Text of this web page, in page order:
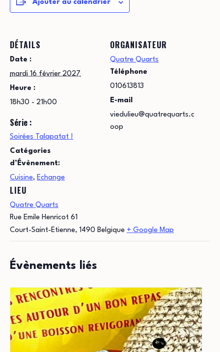
Ajouter au calendrier
DÉTAILS
Date :
mardi 16 février 2027
Heure :
18h30 - 21h00
Série :
Soirées Talapatat !
Catégories
d’Évènement:
Cuisine, Echange
LIEU
Quatre Quarts
Rue Emile Henricot 61
Court-Saint-Etienne, 1490 Belgique + Google Map
ORGANISATEUR
Quatre Quarts
Téléphone
010613813
E-mail
viedulieu@quatrequarts.c
oop
Évènements liés